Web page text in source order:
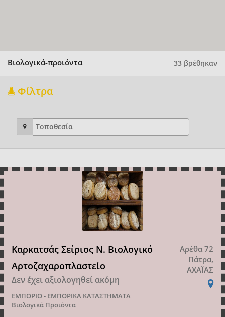
Βιολογικά-προιόντα 33 βρέθηκαν
Φίλτρα
Καρκατσάς Σείριος Ν. Βιολογικό
Αρτοζαχαροπλαστείο
Δεν έχει αξιολογηθεί ακόμη
ΕΜΠΟΡΙΟ - ΕΜΠΟΡΙΚΑ ΚΑΤΑΣΤΗΜΑΤΑ
Βιολογικά Προιόντα
Αρέθα 72
Πάτρα,
ΑΧΑΪΑΣ